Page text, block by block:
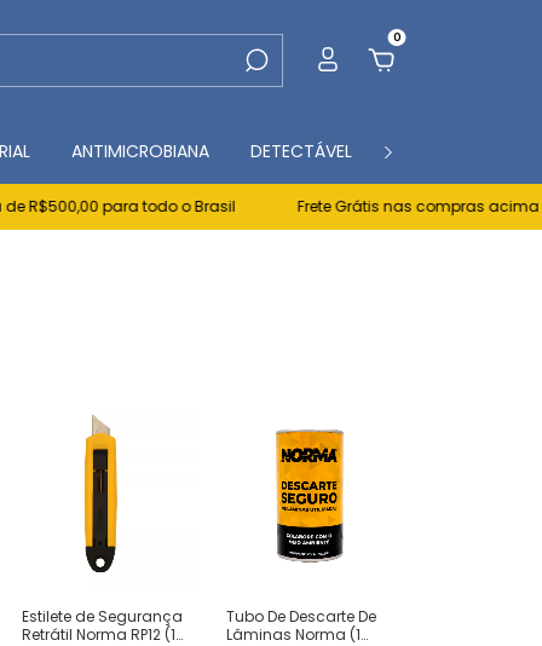
0
ANTIMICROBIANA DETECTÁVEL
para todo o Brasil Frete Grátis nas compras acima de
Estilete de Segurança
Retrátil Norma RP12 (1
Tubo De Descarte De
Lâminas Norma (1